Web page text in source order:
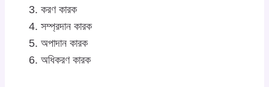
করণ কারক
সম্প্রদান কারক
অপাদান কারক
অধিকরণ কারক